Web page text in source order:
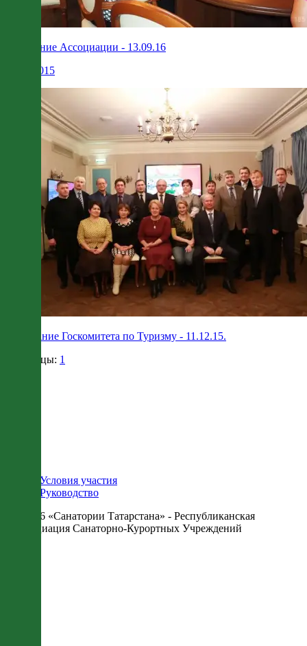
Правление Ассоциации - 13.09.16
12.12.2015
Совещание Госкомитета по Туризму - 11.12.15.
Страницы: 1
Условия участия
Руководство
© 2026 «Санатории Татарстана» - Республиканская
Ассоциация Санаторно-Курортных Учреждений